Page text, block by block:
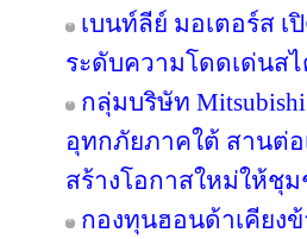
เบนท์ลีย์ มอเตอร์ส เ
ระดับความโดดเด่นส
กลุ่มบริษัท
อุทกภัยภาคใต้ สานต่อ
สร้างโอกาสใหม่ให้ชุ
กองทุนฮอนด้าเคียง